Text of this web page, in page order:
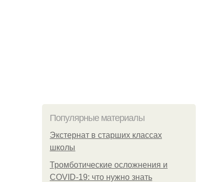
Популярные материалы
Экстернат в старших классах
школы
Тромботические осложнения и
COVID-19: что нужно знать